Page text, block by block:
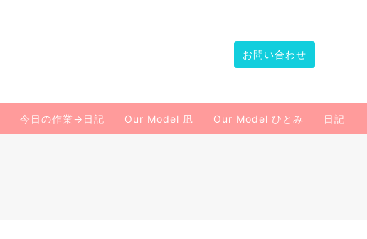
お問い合わせ
今日の作業→日記 Our Model 凪 Our Model ひとみ 日記